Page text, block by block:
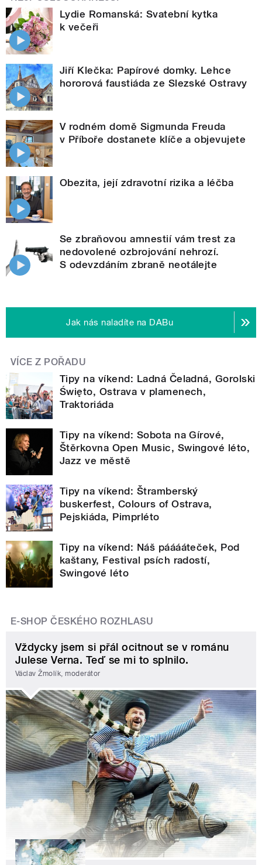
Lydie Romanská: Svatební kytka
k večeři
Jiří Klečka: Papírové domky. Lehce
hororová faustiáda ze Slezské Ostravy
V rodném domě Sigmunda Freuda
v Příboře dostanete klíče a objevujete
Obezita, její zdravotní rizika a léčba
Se zbraňovou amnestií vám trest za
nedovolené ozbrojování nehrozí.
S odevzdáním zbraně neotálejte
Jak nás naladíte na DABu
VÍCE Z POŘADU
Tipy na víkend: Ladná Čeladná, Gorolski
Święto, Ostrava v plamenech,
Traktoriáda
Tipy na víkend: Sobota na Gírové,
Štěrkovna Open Music, Swingové léto,
Jazz ve městě
Tipy na víkend: Štramberský
buskerfest, Colours of Ostrava,
Pejskiáda, Pimprléto
Tipy na víkend: Náš pááááteček, Pod
kaštany, Festival psích radostí,
Swingové léto
E-SHOP ČESKÉHO ROZHLASU
Vždycky jsem si přál ocitnout se v románu
Julese Verna. Teď se mi to splnilo.
Václav Žmolík, moderátor